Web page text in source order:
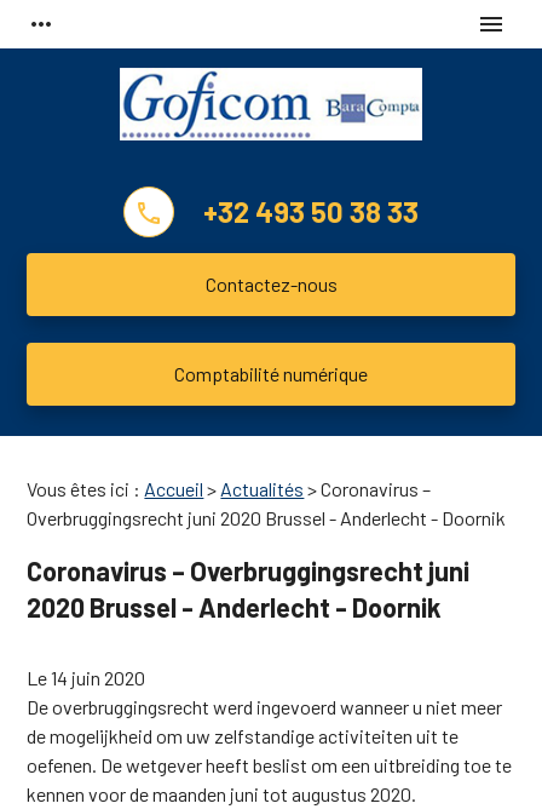
more_horiz menu
phone +32 493 50 38 33
Contactez-nous
Comptabilité numérique
Vous êtes ici : Accueil > Actualités > Coronavirus –
Overbruggingsrecht juni 2020 Brussel - Anderlecht - Doornik
Coronavirus – Overbruggingsrecht juni
2020 Brussel - Anderlecht - Doornik
Le 14 juin 2020
De overbruggingsrecht werd ingevoerd wanneer u niet meer
de mogelijkheid om uw zelfstandige activiteiten uit te
oefenen. De wetgever heeft beslist om een uitbreiding toe te
kennen voor de maanden juni tot augustus 2020.